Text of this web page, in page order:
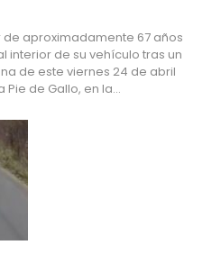
aproximadamente 67 años
de su vehículo tras un
de este viernes 24 de abril
de Gallo, en la…